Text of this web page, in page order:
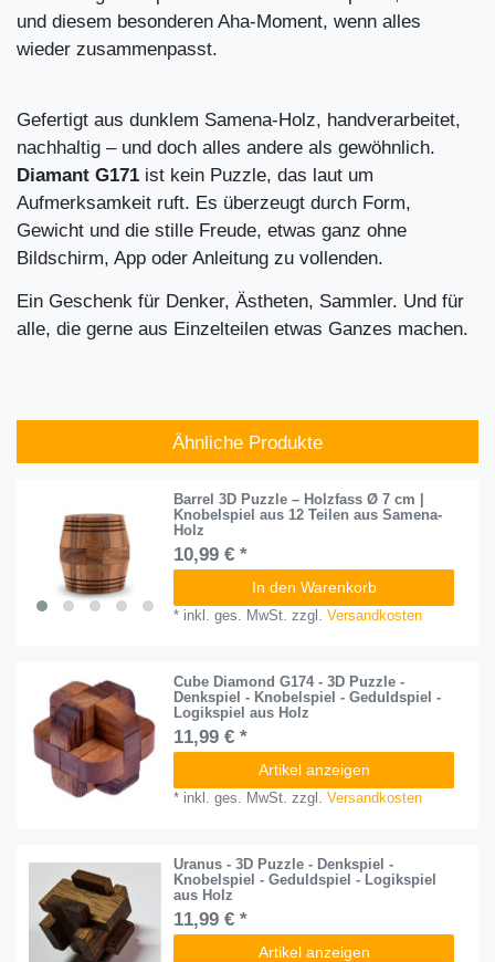
und diesem besonderen Aha-Moment, wenn alles
wieder zusammenpasst.
Gefertigt aus dunklem Samena-Holz, handverarbeitet,
nachhaltig – und doch alles andere als gewöhnlich.
Diamant G171 ist kein Puzzle, das laut um
Aufmerksamkeit ruft. Es überzeugt durch Form,
Gewicht und die stille Freude, etwas ganz ohne
Bildschirm, App oder Anleitung zu vollenden.
Ein Geschenk für Denker, Ästheten, Sammler. Und für
alle, die gerne aus Einzelteilen etwas Ganzes machen.
Ähnliche Produkte
Barrel 3D Puzzle – Holzfass Ø 7 cm |
Knobelspiel aus 12 Teilen aus Samena-
Holz
10,99 € *
In den Warenkorb
* inkl. ges. MwSt. zzgl.Versandkosten
Cube Diamond G174 - 3D Puzzle -
Denkspiel - Knobelspiel - Geduldspiel -
Logikspiel aus Holz
11,99 € *
Artikel anzeigen
* inkl. ges. MwSt. zzgl.Versandkosten
Uranus - 3D Puzzle - Denkspiel -
Knobelspiel - Geduldspiel - Logikspiel
aus Holz
11,99 € *
Artikel anzeigen